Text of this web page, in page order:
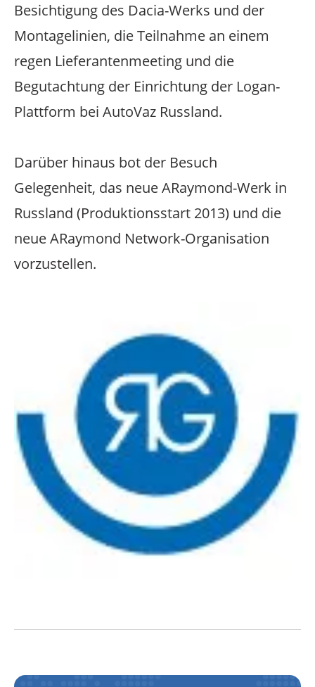
Besichtigung des Dacia-Werks und der
Montagelinien, die Teilnahme an einem
regen Lieferantenmeeting und die
Begutachtung der Einrichtung der Logan-
Plattform bei AutoVaz Russland.
Darüber hinaus bot der Besuch
Gelegenheit, das neue ARaymond-Werk in
Russland (Produktionsstart 2013) und die
neue ARaymond Network-Organisation
vorzustellen.